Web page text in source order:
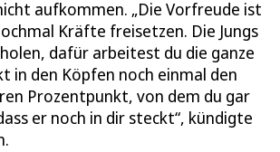
aufkommen. „Die Vorfreude ist
Kräfte freisetzen. Die Jungs
dafür arbeitest du die ganze
in den Köpfen noch einmal den
Prozentpunkt, von dem du gar
er noch in dir steckt“, kündigte